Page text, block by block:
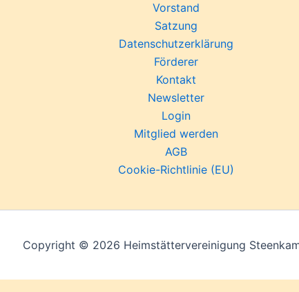
Vorstand
Satzung
Datenschutzerklärung
Förderer
Kontakt
Newsletter
Login
Mitglied werden
AGB
Cookie-Richtlinie (EU)
Copyright © 2026 Heimstättervereinigung